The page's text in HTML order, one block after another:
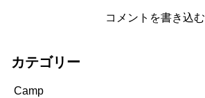
コメントを書き込む
カテゴリー
Camp